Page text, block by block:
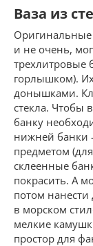
Ваза из
Оригинальные
и не очень,
трехлитровые
горлышком).
донышками.
стекла. Чтобы
банку
нижней банки
предметом
склеенные
покрасить. А
потом
в морском
мелкие
простор для